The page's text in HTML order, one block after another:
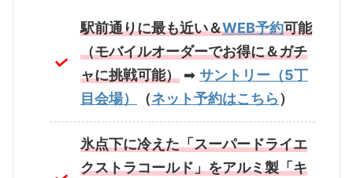
駅前通りに最も近い＆WEB予約可能
（モバイルオーダーでお得に＆ガチ
ャに挑戦可能） ➡ サントリー（5丁
目会場）
（ネット予約はこちら）
氷点下に冷えた「スーパードライエ
クストラコールド」をアルミ製「キ